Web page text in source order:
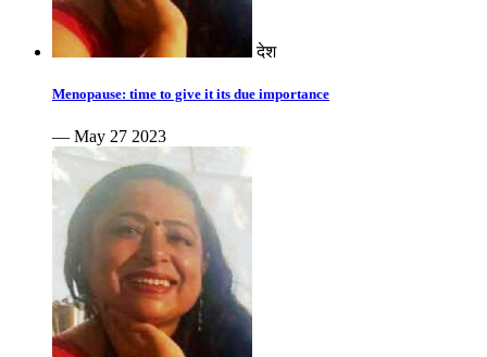
देश
Menopause: time to give it its due importance
— May 27 2023